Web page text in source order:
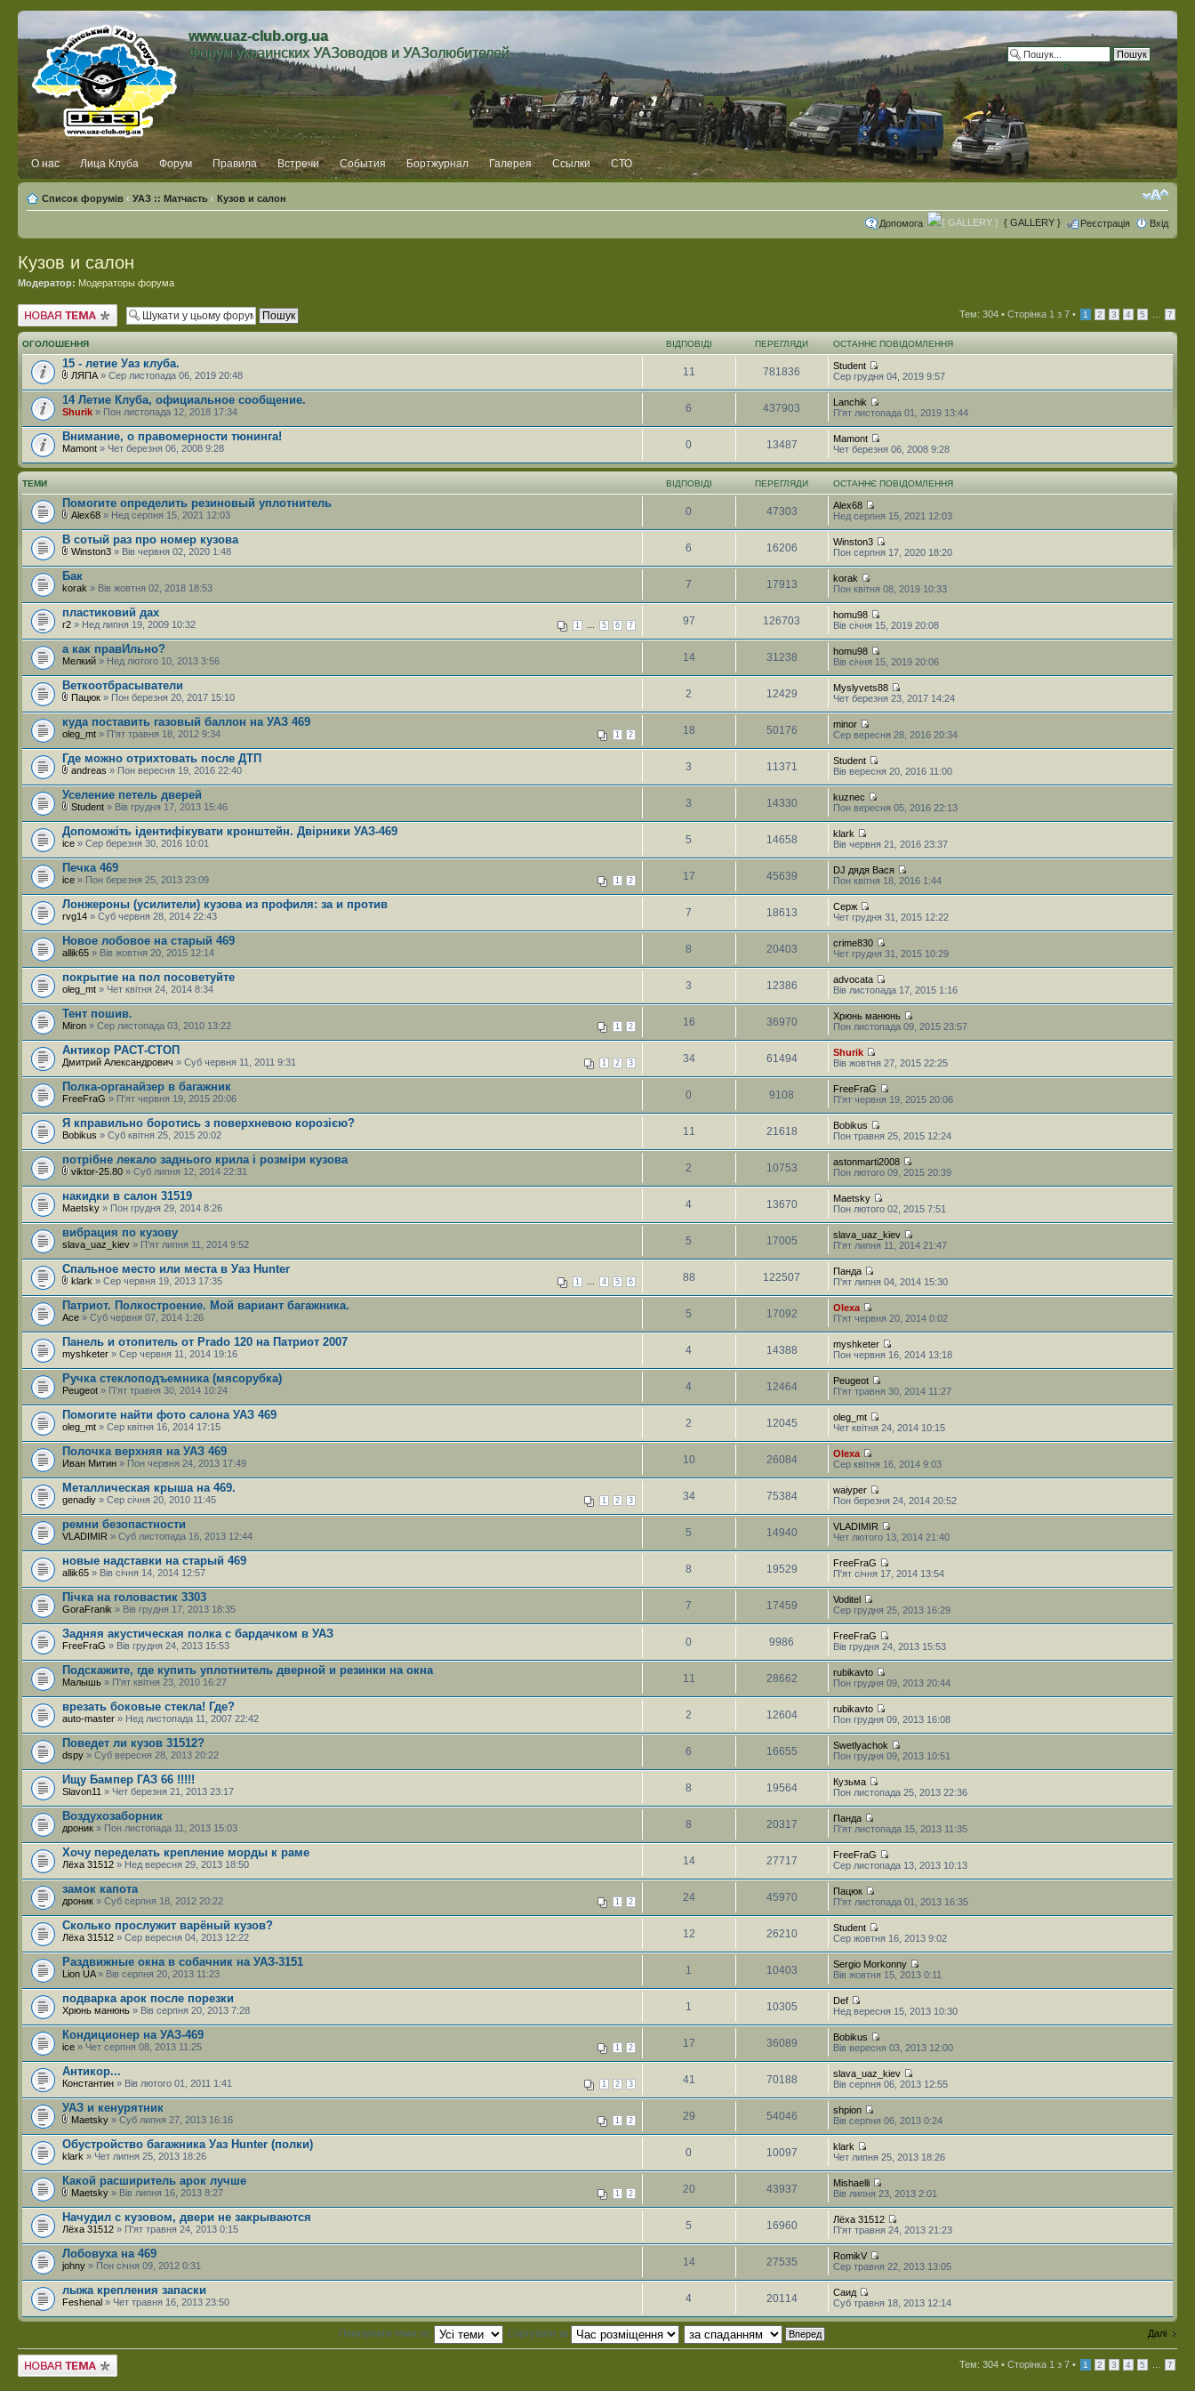
www.uaz-club.org.ua
Форум украинских УАЗоводов и УАЗолюбителей
Розширений пошук
О нас Лица Клуба Форум Правила Встречи События Бортжурнал Галерея Ссылки СТО
Список форумів ‹ УАЗ :: Матчасть ‹ Кузов и салон
Допомога { GALLERY } Реєстрація Вхід
Кузов и салон
Модератор: Модераторы форума
Створити нову тему Тем: 304 • Сторінка 1 з 7 • 1 2 3 4 5 7
ОГОЛОШЕННЯ ВІДПОВІДІ ПЕРЕГЛЯДИ ОСТАННЄ ПОВІДОМЛЕННЯ
15 - летие Уаз клуба.
ЛЯПА » Сер листопада 06, 2019 20:48 11 781836
Student
Сер грудня 04, 2019 9:57
14 Летие Клуба, официальное сообщение.
Shurik » Пон листопада 12, 2018 17:34 6 437903
Lanchik
П'ят листопада 01, 2019 13:44
Внимание, о правомерности тюнинга!
Mamont » Чет березня 06, 2008 9:28 0 13487
Mamont
Чет березня 06, 2008 9:28
ТЕМИ ВІДПОВІДІ ПЕРЕГЛЯДИ ОСТАННЄ ПОВІДОМЛЕННЯ
Помогите определить резиновый уплотнитель
Alex68 » Нед серпня 15, 2021 12:03 0 47303
Alex68
Нед серпня 15, 2021 12:03
В сотый раз про номер кузова
Winston3 » Вів червня 02, 2020 1:48 6 16206
Winston3
Пон серпня 17, 2020 18:20
Бак
korak » Вів жовтня 02, 2018 18:53 7 17913
korak
Пон квітня 08, 2019 10:33
пластиковий дах
1 5 6 7
r2 » Нед липня 19, 2009 10:32 97 126703
homu98
Вів січня 15, 2019 20:08
а как правИльно?
Мелкий » Нед лютого 10, 2013 3:56 14 31238
homu98
Вів січня 15, 2019 20:06
Веткоотбрасыватели
Пацюк » Пон березня 20, 2017 15:10 2 12429
Myslyvets88
Чет березня 23, 2017 14:24
куда поставить газовый баллон на УАЗ 469
1 2
oleg_mt » П'ят травня 18, 2012 9:34 18 50176
minor
Сер вересня 28, 2016 20:34
Где можно отрихтовать после ДТП
andreas » Пон вересня 19, 2016 22:40 3 11371
Student
Вів вересня 20, 2016 11:00
Уселение петель дверей
Student » Вів грудня 17, 2013 15:46 3 14330
kuznec
Пон вересня 05, 2016 22:13
Допоможіть ідентифікувати кронштейн. Двірники УАЗ-469
ice » Сер березня 30, 2016 10:01 5 14658
klark
Вів червня 21, 2016 23:37
Печка 469
1 2
ice » Пон березня 25, 2013 23:09 17 45639
DJ дядя Вася
Пон квітня 18, 2016 1:44
Лонжероны (усилители) кузова из профиля: за и против
rvg14 » Суб червня 28, 2014 22:43 7 18613
Серж
Чет грудня 31, 2015 12:22
Новое лобовое на старый 469
allik65 » Вів жовтня 20, 2015 12:14 8 20403
crime830
Чет грудня 31, 2015 10:29
покрытие на пол посоветуйте
oleg_mt » Чет квітня 24, 2014 8:34 3 12386
advocata
Вів листопада 17, 2015 1:16
Тент пошив.
1 2
Miron » Сер листопада 03, 2010 13:22 16 36970
Хрюнь манюнь
Пон листопада 09, 2015 23:57
Антикор РАСТ-СТОП
1 2 3
Дмитрий Александрович » Суб червня 11, 2011 9:31 34 61494
Shurik
Вів жовтня 27, 2015 22:25
Полка-органайзер в багажник
FreeFraG » П'ят червня 19, 2015 20:06 0 9108
FreeFraG
П'ят червня 19, 2015 20:06
Я кправильно боротись з поверхневою корозією?
Bobikus » Суб квітня 25, 2015 20:02 11 21618
Bobikus
Пон травня 25, 2015 12:24
потрібне лекало заднього крила і розміри кузова
viktor-25.80 » Суб липня 12, 2014 22:31 2 10753
astonmarti2008
Пон лютого 09, 2015 20:39
накидки в салон 31519
Maetsky » Пон грудня 29, 2014 8:26 4 13670
Maetsky
Пон лютого 02, 2015 7:51
вибрация по кузову
slava_uaz_kiev » П'ят липня 11, 2014 9:52 5 17005
slava_uaz_kiev
П'ят липня 11, 2014 21:47
Спальное место или места в Уаз Hunter
1 4 5 6
klark » Сер червня 19, 2013 17:35 88 122507
Панда
П'ят липня 04, 2014 15:30
Патриот. Полкостроение. Мой вариант багажника.
Ace » Суб червня 07, 2014 1:26 5 17092
Olexa
П'ят червня 20, 2014 0:02
Панель и отопитель от Prado 120 на Патриот 2007
myshketer » Сер червня 11, 2014 19:16 4 14388
myshketer
Пон червня 16, 2014 13:18
Ручка стеклоподъемника (мясорубка)
Peugeot » П'ят травня 30, 2014 10:24 4 12464
Peugeot
П'ят травня 30, 2014 11:27
Помогите найти фото салона УАЗ 469
oleg_mt » Сер квітня 16, 2014 17:15 2 12045
oleg_mt
Чет квітня 24, 2014 10:15
Полочка верхняя на УАЗ 469
Иван Митин » Пон червня 24, 2013 17:49 10 26084
Olexa
Сер квітня 16, 2014 9:03
Металлическая крыша на 469.
1 2 3
genadiy » Сер січня 20, 2010 11:45 34 75384
waiyper
Пон березня 24, 2014 20:52
ремни безопастности
VLADIMIR » Суб листопада 16, 2013 12:44 5 14940
VLADIMIR
Чет лютого 13, 2014 21:40
новые надставки на старый 469
allik65 » Вів січня 14, 2014 12:57 8 19529
FreeFraG
П'ят січня 17, 2014 13:54
Пічка на головастик 3303
GoraFranik » Вів грудня 17, 2013 18:35 7 17459
Voditel
Сер грудня 25, 2013 16:29
Задняя акустическая полка с бардачком в УАЗ
FreeFraG » Вів грудня 24, 2013 15:53 0 9986
FreeFraG
Вів грудня 24, 2013 15:53
Подскажите, где купить уплотнитель дверной и резинки на окна
Малышь » П'ят квітня 23, 2010 16:27 11 28662
rubikavto
Пон грудня 09, 2013 20:44
врезать боковые стекла! Где?
auto-master » Нед листопада 11, 2007 22:42 2 12604
rubikavto
Пон грудня 09, 2013 16:08
Поведет ли кузов 31512?
dspy » Суб вересня 28, 2013 20:22 6 16655
Swetlyachok
Пон грудня 09, 2013 10:51
Ищу Бампер ГАЗ 66 !!!!!
Slavon11 » Чет березня 21, 2013 23:17 8 19564
Кузьма
Пон листопада 25, 2013 22:36
Воздухозаборник
дроник » Пон листопада 11, 2013 15:03 8 20317
Панда
П'ят листопада 15, 2013 11:35
Хочу переделать крепление морды к раме
Лёха 31512 » Нед вересня 29, 2013 18:50 14 27717
FreeFraG
Сер листопада 13, 2013 10:13
замок капота
1 2
дроник » Суб серпня 18, 2012 20:22 24 45970
Пацюк
П'ят листопада 01, 2013 16:35
Сколько прослужит варёный кузов?
Лёха 31512 » Сер вересня 04, 2013 12:22 12 26210
Student
Сер жовтня 16, 2013 9:02
Раздвижные окна в собачник на УАЗ-3151
Lion UA» Вів серпня 20, 2013 11:23 1 10403
Sergio Morkonny
Вів жовтня 15, 2013 0:11
подварка арок после порезки
Хрюнь манюнь » Вів серпня 20, 2013 7:28 1 10305
Def
Нед вересня 15, 2013 10:30
Кондиционер на УАЗ-469
1 2
ice » Чет серпня 08, 2013 11:25 17 36089
Bobikus
Вів вересня 03, 2013 12:00
Антикор...
1 2 3
Константин » Вів лютого 01, 2011 1:41 41 70188
slava_uaz_kiev
Вів серпня 06, 2013 12:55
УАЗ и кенурятник
1 2
Maetsky » Суб липня 27, 2013 16:16 29 54046
shpion
Вів серпня 06, 2013 0:24
Обустройство багажника Уаз Hunter (полки)
klark » Чет липня 25, 2013 18:26 0 10097
klark
Чет липня 25, 2013 18:26
Какой расширитель арок лучше
1 2
Maetsky » Вів липня 16, 2013 8:27 20 43937
Mishaelli
Вів липня 23, 2013 2:01
Начудил с кузовом, двери не закрываются
Лёха 31512 » П'ят травня 24, 2013 0:15 5 16960
Лёха 31512
П'ят травня 24, 2013 21:23
Лобовуха на 469
johny » Пон січня 09, 2012 0:31 14 27535
RomikV
Сер травня 22, 2013 13:05
лыжа крепления запаски
Feshenal » Чет травня 16, 2013 23:50 4 20114
Саид
Суб травня 18, 2013 12:14
Далі
Показувати теми за: Сортувати за
Створити нову тему Тем: 304 • Сторінка 1 з 7 • 1 2 3 4 5 7